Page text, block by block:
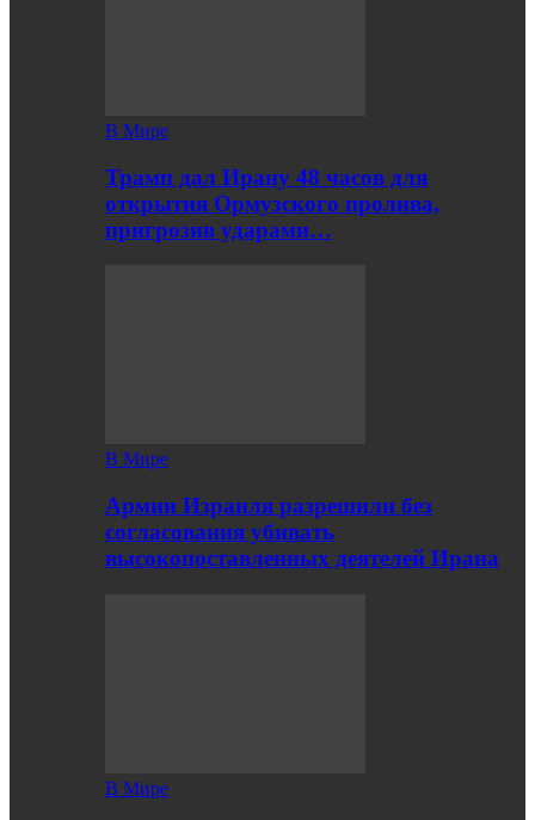
В Мире
Трамп дал Ирану 48 часов для
открытия Ормузского пролива,
пригрозив ударами…
В Мире
Армии Израиля разрешили без
согласования убивать
высокопоставленных деятелей Ирана
В Мире